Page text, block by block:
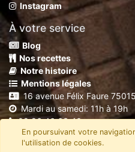
En poursuivant votre
l'utilisation de cookies.
Instagram
À votre service
Blog
Nos recettes
Notre histoire
Mentions légales
16 avenue Félix Faure 75015
Mardi au samedi: 11h à 19h
09 86 46 63 40
shop@chocolaterierobert.fr
Copyright C'Mada